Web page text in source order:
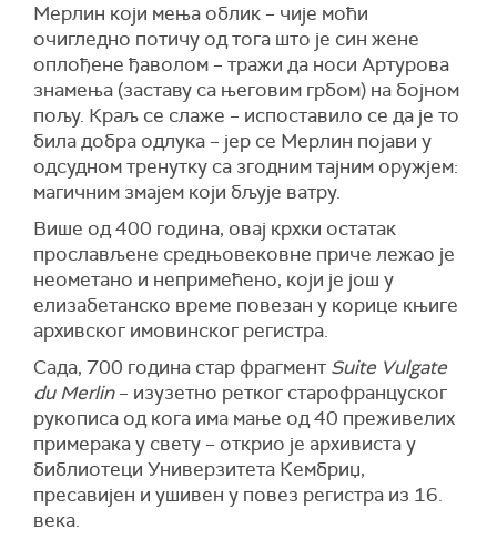
Мерлин који мења облик – чије моћи
очигледно потичу од тога што је син жене
оплођене ђаволом – тражи да носи Артурова
знамења (заставу са његовим грбом) на бојном
пољу. Краљ се слаже – испоставило се да је то
била добра одлука – јер се Мерлин појави у
одсудном тренутку са згодним тајним оружјем:
магичним змајем који бљује ватру.
Више од 400 година, овај крхки остатак
прослављене средњовековне приче лежао је
неометано и непримећено, који је још у
елизабетанско време повезан у корице књиге
архивског имовинског регистра.
Сада, 700 година стар фрагмент Suite Vulgate
du Merlin– изузетно ретког старофранцуског
рукописа од кога има мање од 40 преживелих
примерака у свету – открио је архивиста у
библиотеци Универзитета Кембриџ,
пресавијен и ушивен у повез регистра из 16.
века.